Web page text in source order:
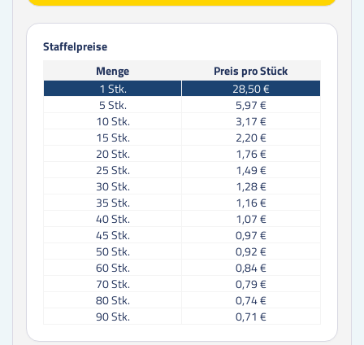
Staffelpreise
Menge
Preis pro Stück
1 Stk.
28,50 €
5Stk.
5,97 €
10Stk.
3,17 €
15Stk.
2,20 €
20Stk.
1,76 €
25Stk.
1,49 €
30Stk.
1,28 €
35Stk.
1,16 €
40Stk.
1,07 €
45Stk.
0,97 €
50Stk.
0,92 €
60Stk.
0,84 €
70Stk.
0,79 €
80Stk.
0,74 €
90Stk.
0,71 €